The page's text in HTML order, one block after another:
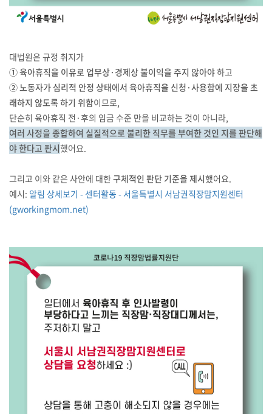
대법원은 규정 취지가
① 육아휴직을 이유로 업무상·경제상 불이익을 주지 않아야하고
② 노동자가 심리적 안정 상태에서 육아휴직을 신청·사용함에 지장을 초
래하지 않도록 하기 위함이므로,
단순히 육아휴직 전·후의 임금 수준 만을 비교하는 것이 아니라,
여러 사정을 종합하여 실질적으로 불리한 직무를 부여한 것인 지를 판단해
야 한다고 판시했어요.
그리고 이와 같은 사안에 대한구체적인 판단 기준을 제시했어요.
예시: 알림 상세보기 - 센터활동 - 서울특별시 서남권직장맘지원센터
(gworkingmom.net)